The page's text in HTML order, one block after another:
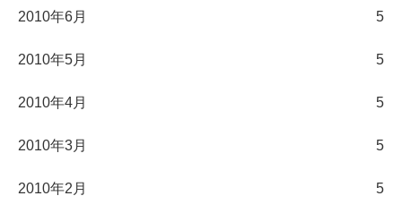
2010年6月 5
2010年5月 5
2010年4月 5
2010年3月 5
2010年2月 5